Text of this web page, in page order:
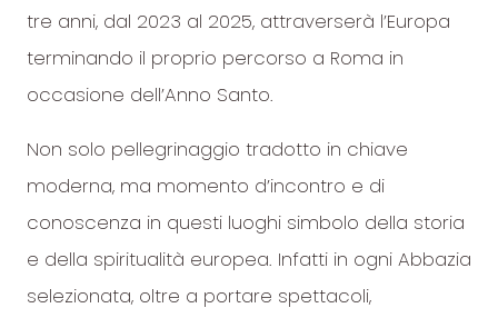
tre anni, dal 2023 al 2025, attraverserà l’Europa
terminando il proprio percorso a Roma in
occasione dell’Anno Santo.
Non solo pellegrinaggio tradotto in chiave
moderna, ma momento d’incontro e di
conoscenza in questi luoghi simbolo della storia
e della spiritualità europea. Infatti in ogni Abbazia
selezionata, oltre a portare spettacoli,